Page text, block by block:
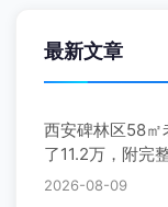
最新文章
西安碑林区58㎡
了11.2万，附完
2026-08-09